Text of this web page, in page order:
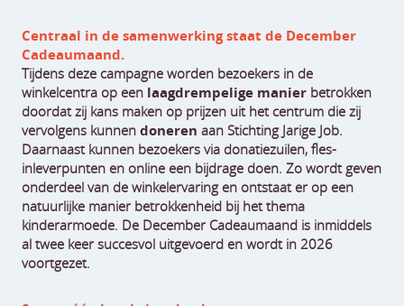
Centraal in de samenwerking staat de December
Cadeaumaand.
Tijdens deze campagne worden bezoekers in de
winkelcentra op een laagdrempelige manier betrokken
doordat zij kans maken op prijzen uit het centrum die zij
vervolgens kunnen doneren aan Stichting Jarige Job.
Daarnaast kunnen bezoekers via donatiezuilen, fles-
inleverpunten en online een bijdrage doen. Zo wordt geven
onderdeel van de winkelervaring en ontstaat er op een
natuurlijke manier betrokkenheid bij het thema
kinderarmoede. De December Cadeaumaand is inmiddels
al twee keer succesvol uitgevoerd en wordt in 2026
voortgezet.